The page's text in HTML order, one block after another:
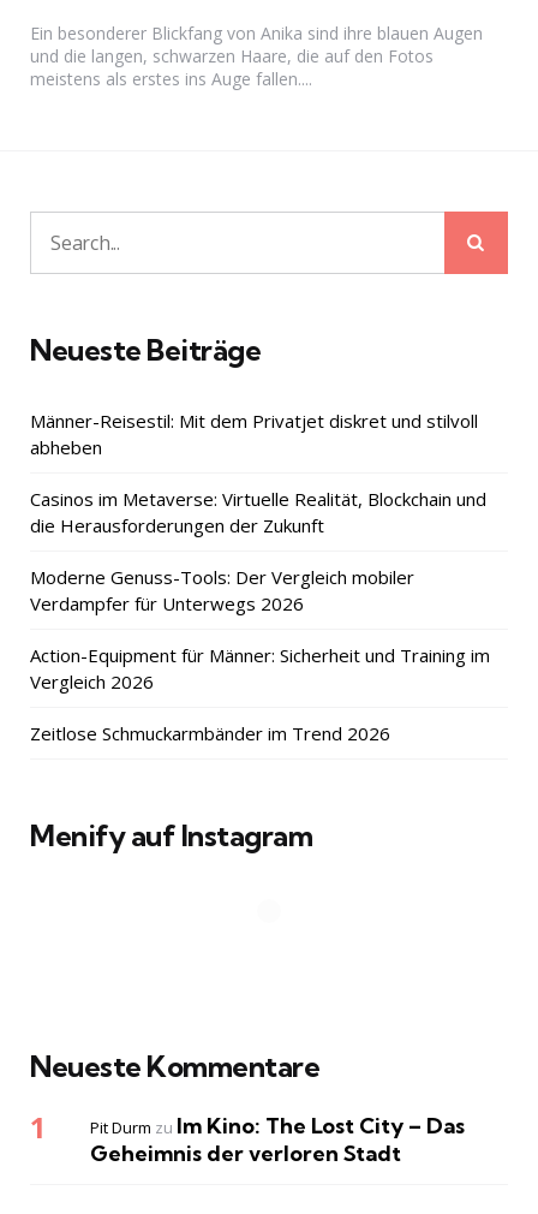
Ein besonderer Blickfang von Anika sind ihre blauen Augen
und die langen, schwarzen Haare, die auf den Fotos
meistens als erstes ins Auge fallen....
Search
for:
Neueste Beiträge
Männer-Reisestil: Mit dem Privatjet diskret und stilvoll
abheben
Casinos im Metaverse: Virtuelle Realität, Blockchain und
die Herausforderungen der Zukunft
Moderne Genuss-Tools: Der Vergleich mobiler
Verdampfer für Unterwegs 2026
Action-Equipment für Männer: Sicherheit und Training im
Vergleich 2026
Zeitlose Schmuckarmbänder im Trend 2026
Menify auf Instagram
Neueste Kommentare
Pit Durm zu Im Kino: The Lost City – Das
Geheimnis der verloren Stadt